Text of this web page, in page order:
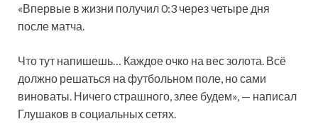
«Впервые в жизни получил 0:3 через четыре дня
после матча.
Что тут напишешь… Каждое очко на вес золота. Всё
должно решаться на футбольном поле, но сами
виноваты. Ничего страшного, злее будем», — написал
Глушаков в социальных сетях.